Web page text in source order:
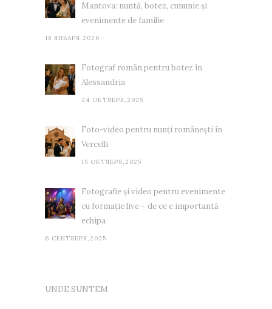
Mantova: nuntă, botez, cununie și
evenimente de familie
18 ЯНВАРЯ,2026
Fotograf român pentru botez în
Alessandria
24 ОКТЯБРЯ,2025
Foto-video pentru nunți românești în
Vercelli
15 ОКТЯБРЯ,2025
Fotografie și video pentru evenimente
cu formație live – de ce e importantă
echipa
6 СЕНТЯБРЯ,2025
UNDE SUNTEM